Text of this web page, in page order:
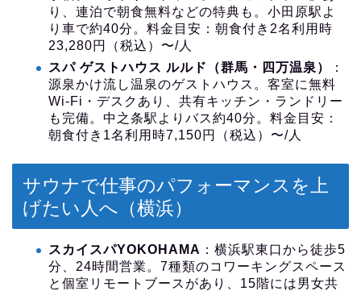
り、連泊で朝食無料などの特典も。小田原駅よ
り車で約40分。料金目安：朝食付き2名利用時
23,280円（税込）〜/人
スパ ゲストハウス ルルド（群馬・四万温泉）
：
源泉かけ流し温泉のゲストハウス。客室に無料
Wi-Fi・デスクあり、共有キッチン・ランドリー
も完備。中之条駅よりバス約40分。料金目安：
朝食付き1名利用時7,150円（税込）〜/人
サウナで仕事のパフォーマンスを上
げたい人へ（横浜）
スカイスパYOKOHAMA ：横浜駅東口から徒歩5
分、24時間営業。7種類のコワーキングスペース
と個室リモートブースがあり、15階には男女共